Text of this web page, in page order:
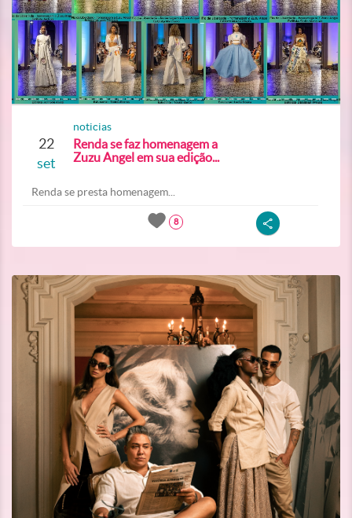
22
set
noticias
Renda se faz homenagem a
Zuzu Angel em sua edição...
Renda se presta homenagem...
8